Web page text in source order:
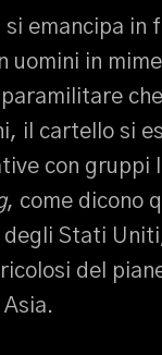
si emancipa
uomini in
il cartello si
con gruppi
, come dicono
Stati
del